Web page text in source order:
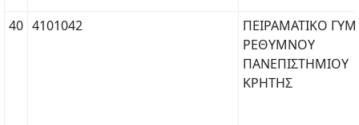
40 4101042
ΠΕΙΡΑΜΑΤΙΚΟ
ΡΕΘΥΜΝΟΥ
ΠΑΝΕΠΙΣΤΗΜΙΟΥ
ΚΡΗΤΗΣ